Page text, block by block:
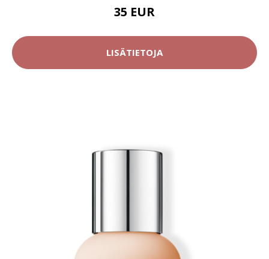
35 EUR
LISÄTIETOJA